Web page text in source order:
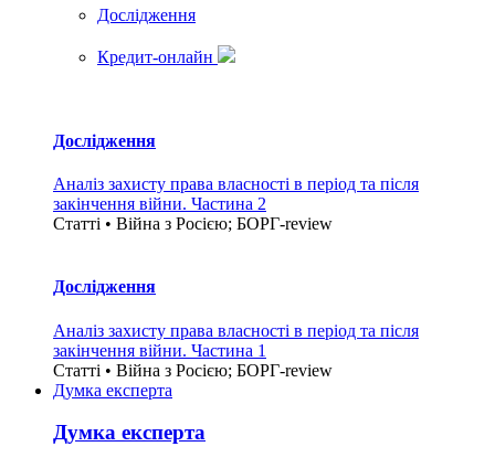
Дослідження
Кредит-онлайн
Дослідження
Аналіз захисту права власності в період та після
закінчення війни. Частина 2
Статті • Війна з Росією; БОРГ-review
Дослідження
Аналіз захисту права власності в період та після
закінчення війни. Частина 1
Статті • Війна з Росією; БОРГ-review
Думка експерта
Думка експерта